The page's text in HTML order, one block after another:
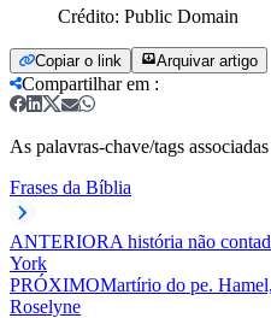
Crédito: Public Domain
Copiar o link Arquivar artigo
Compartilhar em :
As palavras-chave/tags
Frases da Bíblia
ANTERIORA história não
York
PRÓXIMOMartírio do pe.
Roselyne